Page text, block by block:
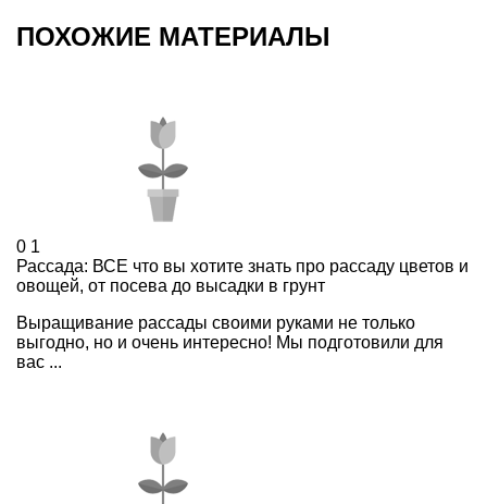
ПОХОЖИЕ МАТЕРИАЛЫ
0 1
Рассада: ВСЕ что вы хотите знать про рассаду цветов и
овощей, от посева до высадки в грунт
Выращивание рассады своими руками не только
выгодно, но и очень интересно! Мы подготовили для
вас ...